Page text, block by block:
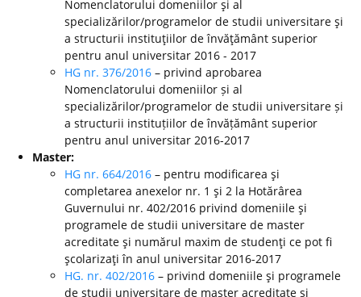
Nomenclatorului domeniilor şi al
specializărilor/programelor de studii universitare şi
a structurii instituţiilor de învăţământ superior
pentru anul universitar 2016 - 2017
HG nr. 376/2016 – privind aprobarea
Nomenclatorului domeniilor și al
specializărilor/programelor de studii universitare și
a structurii instituțiilor de învățământ superior
pentru anul universitar 2016-2017
Master:
HG nr. 664/2016 – pentru modificarea şi
completarea anexelor nr. 1 şi 2 la Hotărârea
Guvernului nr. 402/2016 privind domeniile şi
programele de studii universitare de master
acreditate şi numărul maxim de studenţi ce pot fi
şcolarizaţi în anul universitar 2016-2017
HG. nr. 402/2016 – privind domeniile şi programele
de studii universitare de master acreditate şi